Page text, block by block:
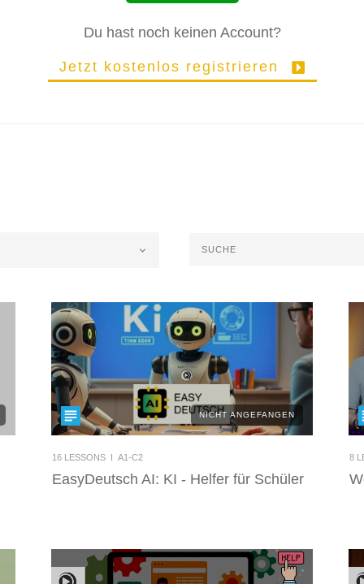
Du hast noch keinen Account?
Jetzt kostenlos registrieren
NICHT ANGEFANGEN
16LESSONS I A1-C2
EasyDeutsch AI: KI - Helfer für Schüler
8